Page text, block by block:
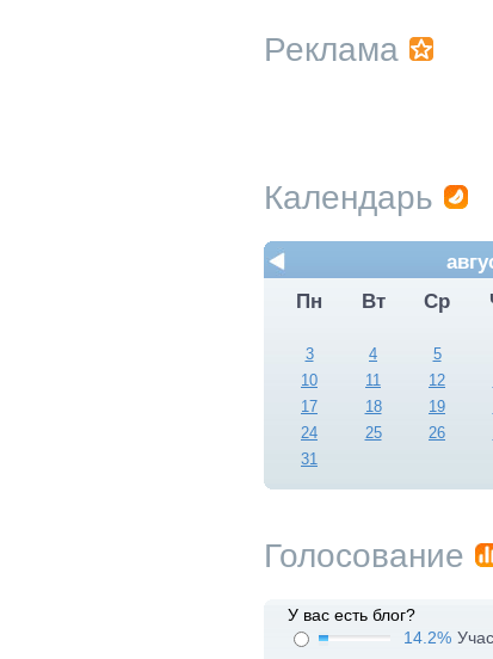
Реклама
Календарь
Пн
Вт Ср
3
4 5
10
11 12
17
18 19
24
25 26
31
Голосование
У вас есть блог?
14.2%